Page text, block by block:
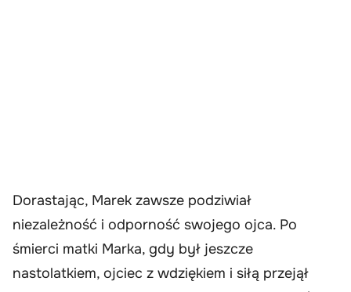
Dorastając, Marek zawsze podziwiał
niezależność i odporność swojego ojca. Po
śmierci matki Marka, gdy był jeszcze
nastolatkiem, ojciec z wdziękiem i siłą przejął